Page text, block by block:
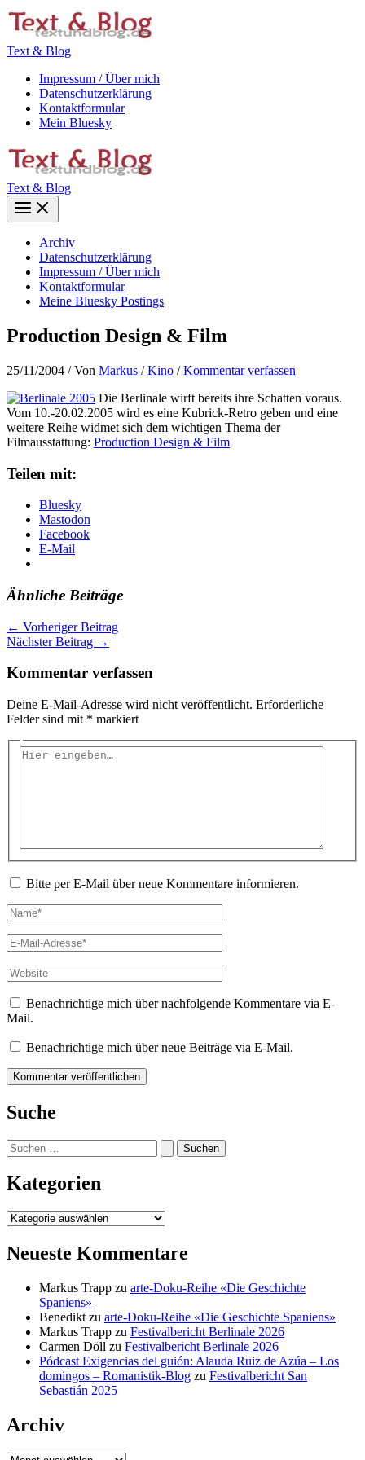
Zum
Inhalt
Text & Blog
Impressum / Über mich
Datenschutzerklärung
Kontaktformular
Mein Bluesky
Text & Blog
Main
Menu
Archiv
Datenschutzerklärung
Impressum / Über mich
Kontaktformular
Meine Bluesky Postings
Production Design & Film
25/11/2004 / Von Markus /Kino /Kommentar verfassen
Die Berlinale wirft bereits ihre Schatten voraus.
Vom 10.-20.02.2005 wird es eine Kubrick-Retro geben und eine
weitere Reihe widmet sich dem wichtigen Thema der
Filmausstattung: Production Design & Film
Teilen mit:
Bluesky
Mastodon
Facebook
E-Mail
Ähnliche Beiträge
← Vorheriger Beitrag
Nächster Beitrag →
Kommentar verfassen
Deine E-Mail-Adresse wird nicht veröffentlicht. Erforderliche
Felder sind mit * markiert
Hier
Bitte per E-Mail über neue Kommentare informieren.
Name*
E-
Mail-
Adresse*
Website
Benachrichtige mich über nachfolgende Kommentare via E-
Mail.
Benachrichtige mich über neue Beiträge via E-Mail.
Suche
Suchen
nach:
Kategorien
Kategorien
Neueste Kommentare
Markus Trapp zu arte-Doku-Reihe «Die Geschichte
Spaniens»
Benedikt zu arte-Doku-Reihe «Die Geschichte Spaniens»
Markus Trapp zu Festivalbericht Berlinale 2026
Carmen Döll zu Festivalbericht Berlinale 2026
Pódcast Exigencias del guión: Alauda Ruiz de Azúa – Los
domingos – Romanistik-Blog zu Festivalbericht San
Sebastián 2025
Archiv